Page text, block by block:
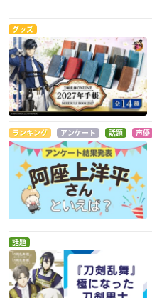
グッズ
ランキング アンケート 話題 声優
話題